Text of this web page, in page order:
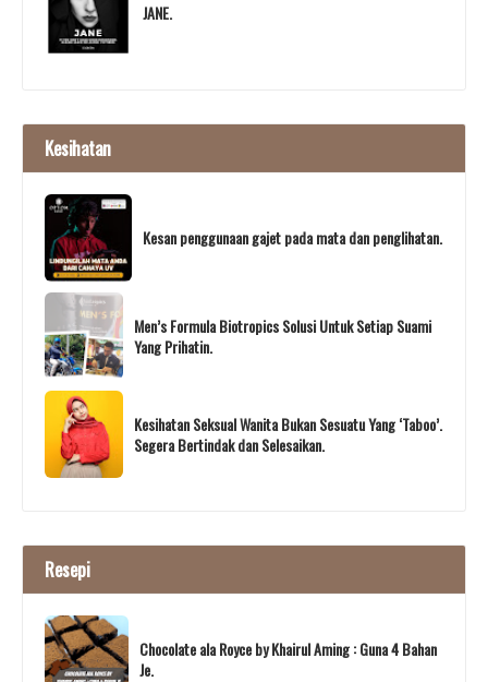
JANE.
Kesihatan
Kesan penggunaan gajet pada mata dan penglihatan.
Men’s Formula Biotropics Solusi Untuk Setiap Suami
Yang Prihatin.
Kesihatan Seksual Wanita Bukan Sesuatu Yang ‘Taboo’.
Segera Bertindak dan Selesaikan.
Resepi
Chocolate ala Royce by Khairul Aming : Guna 4 Bahan
Je.